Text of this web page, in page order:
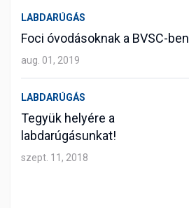
LABDARÚGÁS
Foci óvodásoknak a BVSC-ben
aug. 01, 2019
LABDARÚGÁS
Tegyük helyére a
labdarúgásunkat!
szept. 11, 2018